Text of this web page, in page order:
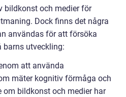
bildkonst och medier för
Dock finns det några
användas för att försöka
barns utveckling:
att använda
mäter kognitiv förmåga och
om bildkonst och medier har